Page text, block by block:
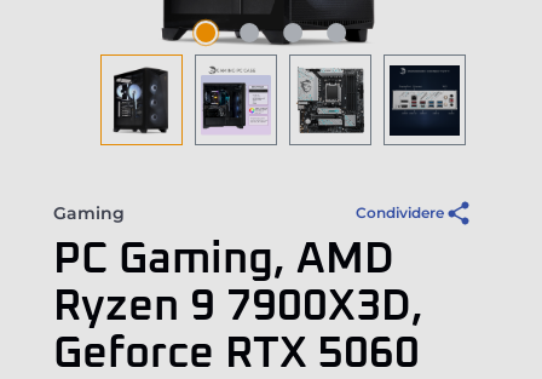
Gaming Condividere
PC Gaming, AMD
Ryzen 9 7900X3D,
Geforce RTX 5060